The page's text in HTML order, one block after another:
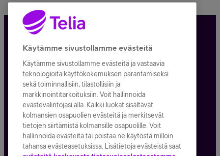
Tietosuoja ja -turva
Tilauksen peruuttaminen
Käyttöehdot
Evästeiden käyttö
Toimitusehdot ja palvelukuvaukset
Käytämme sivustollamme evästeitä
Käytämme sivustollamme evästeitä ja vastaavia
teknologioita käyttökokemuksen parantamiseksi
sekä toiminnallisiin, tilastollisiin ja
markkinointitarkoituksiin. Voit hallinnoida
evästevalintojasi alla. Kaikki luokat sisältävät
kolmansien osapuolien evästeitä ja merkitsevät
tietojen siirtämistä kolmansille osapuolille. Voit
hallinnoida evästeitä tai poistaa ne käytöstä milloin
tahansa evästeasetuksissa. Lisätietoja evästeistä saat